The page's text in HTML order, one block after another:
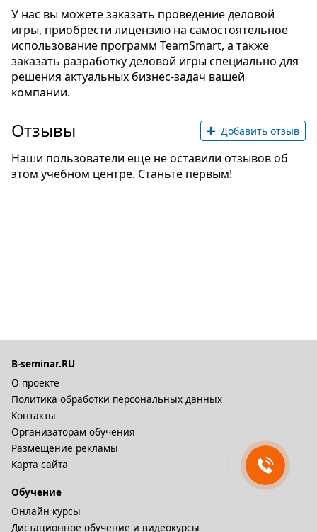
У нас вы можете заказать проведение деловой
игры, приобрести лицензию на самостоятельное
использование программ TeamSmart, а также
заказать разработку деловой игры специально для
решения актуальных бизнес-задач вашей
компании.
Отзывы Добавить отзыв
Наши пользователи еще не оставили отзывов об
этом учебном центре. Станьте первым!
B-seminar.RU
О проекте
Политика обработки персональных данных
Контакты
Организаторам обучения
Размещение рекламы
Карта сайта
Обучение
Онлайн курсы
Дистационное обучение и видеокурсы